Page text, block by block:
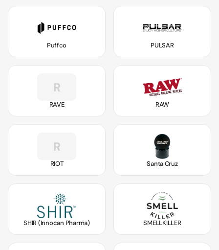
Puffco PULSAR
R
RAVE RAW
R
RIOT Santa Cruz
SHIR (Innocan Pharma) SMELLKILLER